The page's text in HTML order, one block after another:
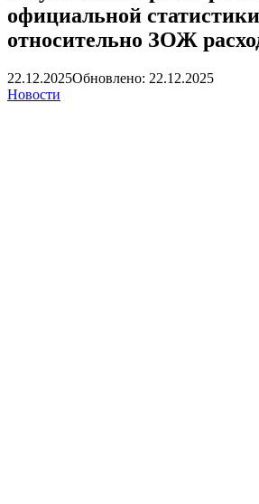
официальной статистики
относительно ЗОЖ
22.12.2025Обновлено: 22.12.2025
Новости